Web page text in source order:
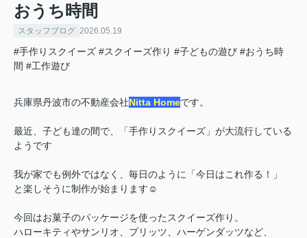
おうち時間
スタッフブログ 2026.05.19
#手作りスクイーズ #スクイーズ作り #子どもの遊び #おうち時
間 #工作遊び
兵庫県丹波市の不動産会社Nitta Homeです。
最近、子ども達の間で、「手作りスクイーズ」が大流行している
ようです
我が家でも例外ではなく、毎日のように「今日はこれ作る！」
と楽しそうに制作が始まります☺
今回はお菓子のパッケージを使ったスクイーズ作り。
ハローキティやサンリオ、プリッツ、ハーゲンダッツなど、